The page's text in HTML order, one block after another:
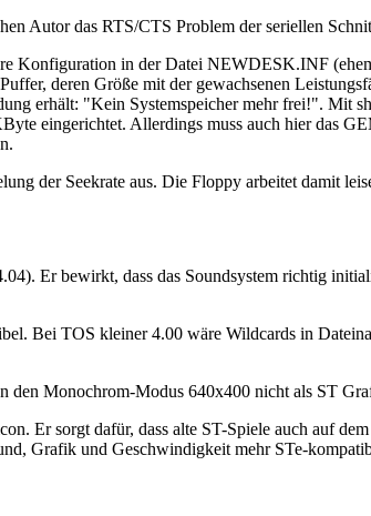
Autor das RTS/CTS Problem der seriellen
Konfiguration in der Datei NEWDESK.INF
deren Größe mit der gewachsenen
erhält: "Kein Systemspeicher mehr frei!". Mit
eingerichtet. Allerdings muss auch hier das
der Seekrate aus. Die Floppy arbeitet damit
Er bewirkt, dass das Soundsystem richtig
Bei TOS kleiner 4.00 wäre Wildcards in
den Monochrom-Modus 640x400 nicht als ST
Er sorgt dafür, dass alte ST-Spiele auch auf
Grafik und Geschwindigkeit mehr STe-